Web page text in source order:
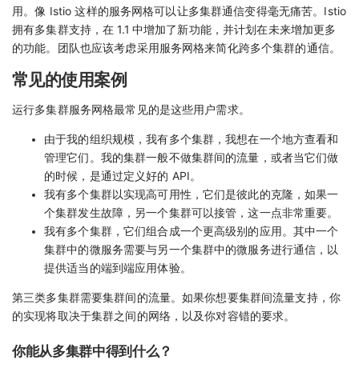
用。像 Istio 这样的服务网格可以让多集群通信变得毫无痛苦。Istio
拥有多集群支持，在 1.1 中增加了新功能，并计划在未来增加更多
的功能。团队也应该考虑采用服务网格来简化跨多个集群的通信。
常见的使用案例
运行多集群服务网格最常见的是这些用户需求。
由于我的组织规模，我有多个集群，我想在一个地方查看和
管理它们。我的集群一般不做集群间的流量，或者当它们做
的时候，是通过定义好的 API。
我有多个集群以实现高可用性，它们是彼此的克隆，如果一
个集群发生故障，另一个集群可以接管，这一点非常重要。
我有多个集群，它们组合成一个更高级别的应用。其中一个
集群中的微服务需要与另一个集群中的微服务进行通信，以
提供适当的端到端应用体验。
第三类多集群需要集群间的流量。如果你想要集群间流量支持，你
的实现将取决于集群之间的网络，以及你对容错的要求。
你能从多集群中得到什么？